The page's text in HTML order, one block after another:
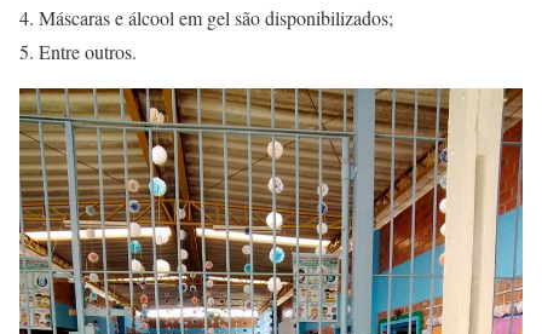
Máscaras e álcool em gel são disponibilizados;
Entre outros.